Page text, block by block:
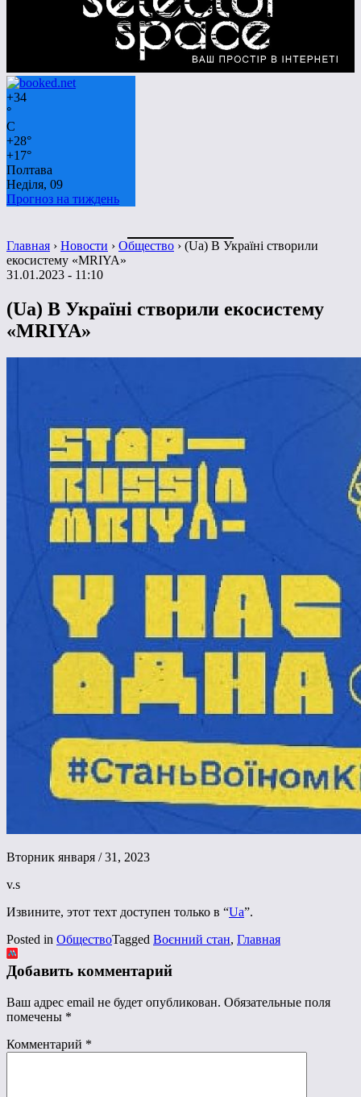
+34
°
C
+28°
+17°
Полтава
Неділя, 09
Прогноз на тиждень
Главная › Новости › Общество › (Ua) В Україні створили
екосистему «MRIYA»
31.01.2023 - 11:10
(Ua) В Україні створили екосистему
«MRIYA»
Вторник января / 31, 2023
v.s
Извините, этот техт доступен только в “Ua”.
Posted in ОбществоTagged Воєнний стан, Главная
Добавить комментарий
Ваш адрес email не будет опубликован. Обязательные поля
помечены *
Комментарий *